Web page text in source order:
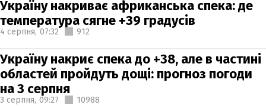
Україну накриває африканська спека: де
температура сягне +39 градусів
4 серпня, 07:32 912
Україну накриє спека до +38, але в частині
областей пройдуть дощі: прогноз погоди
на 3 серпня
3 серпня, 09:27 10988